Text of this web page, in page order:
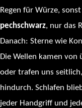
Regen für Würze,
pechschwarz, nur das
Danach: Sterne wie
Die Wellen kamen
oder trafen uns
hindurch. Schlafen
jeder Handgriff und